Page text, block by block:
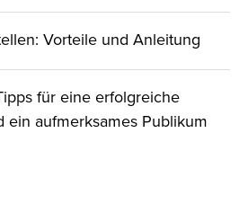
Vorteile und Anleitung
für eine erfolgreiche
ein aufmerksames Publikum